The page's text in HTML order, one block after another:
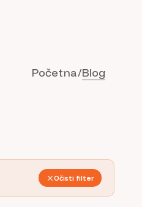
Početna Blog
Očisti filter